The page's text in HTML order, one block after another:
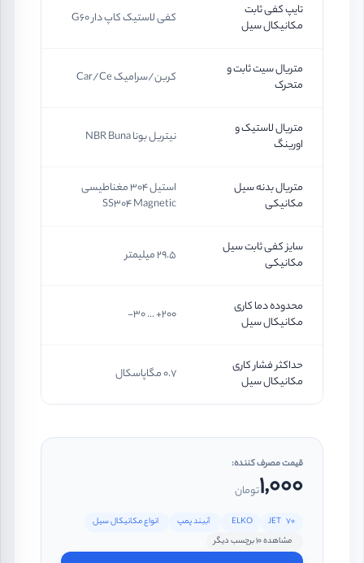
تایپ کفی ثابت
مکانیکال سیل
کفی لاستیک کاپ دار G60
متریال سیت ثابت و
متحرک
کربن/سرامیک Car/Ce
متریال لاستیک و
اورینگ
نیتریل بونا NBR Buna
متریال بدنه سیل
مکانیکی
استیل 304 مغناطیسی
SS304 Magnetic
سایز کفی ثابت سیل
مکانیکی
29.5 میلیمتر
محدوده دما کاری
مکانیکال سیل
200+ ... 30-
حداکثر فشار کاری
مکانیکال سیل
0.7 مگاپاسکال
قیمت مصرف کننده:
1,000تومان
70 JET
ELKO آببند پمپ
انواع مکانیکال سیل
مشاهده 10 برچسب دیگر